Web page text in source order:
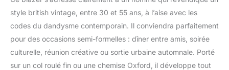
style british vintage, entre 30 et 55 ans, à l’aise avec les
codes du dandysme contemporain. Il conviendra parfaitement
pour des occasions semi-formelles : dîner entre amis, soirée
culturelle, réunion créative ou sortie urbaine automnale. Porté
sur un col roulé fin ou une chemise Oxford, il développe tout